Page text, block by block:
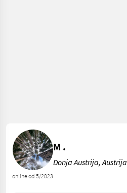
online od 5/2023
M .
Donja Austrija, Austrija